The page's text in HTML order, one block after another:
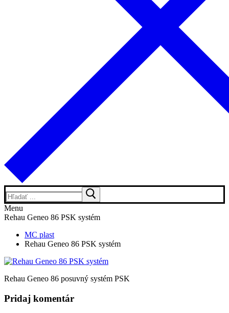
Hľadať:
Menu
Rehau Geneo 86 PSK systém
MC plast
Rehau Geneo 86 PSK systém
Rehau Geneo 86 posuvný systém PSK
Pridaj komentár